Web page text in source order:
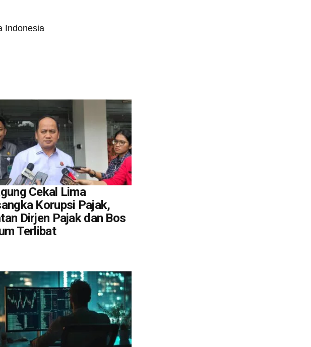
Indonesia
Cekal Lima
Korupsi Pajak,
Dirjen Pajak dan Bos
Terlibat